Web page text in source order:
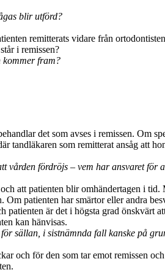
blir utförd?
remitterats vidare från
i remissen?
kommer fram?
det som avses i remissen. Om
tandläkaren som remitterat ansåg att
vården fördröjs – vem har ansvaret för
att patienten blir omhändertagen i
patienten har smärtor eller andra
patienten är det i högsta grad
kan hänvisas.
sällan, i sistnämnda fall kanske på
och för den som tar emot remissen